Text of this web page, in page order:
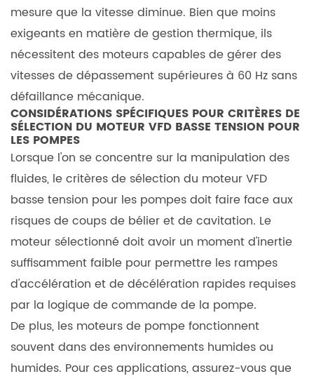
maintenance
préventive
pour
une
longue
durée
de
vie
5.4
Courants
de
roulement
et
solutions
de
mise
à
la
terre
mesure que la vitesse diminue. Bien que moins
exigeants en matière de gestion thermique, ils
nécessitent des moteurs capables de gérer des
vitesses de dépassement supérieures à 60 Hz sans
défaillance mécanique.
CONSIDÉRATIONS SPÉCIFIQUES POUR CRITÈRES DE
SÉLECTION DU MOTEUR VFD BASSE TENSION POUR
LES POMPES
Lorsque l'on se concentre sur la manipulation des
fluides, lecritères de sélection du moteur VFD
basse tension pour les pompesdoit faire face aux
risques de coups de bélier et de cavitation. Le
moteur sélectionné doit avoir un moment d'inertie
suffisamment faible pour permettre les rampes
d'accélération et de décélération rapides requises
par la logique de commande de la pompe.
De plus, les moteurs de pompe fonctionnent
souvent dans des environnements humides ou
humides. Pour ces applications, assurez-vous que